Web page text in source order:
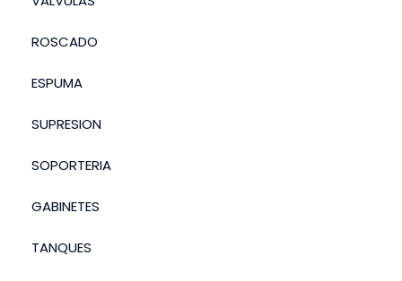
ROSCADO
ESPUMA
SUPRESION
SOPORTERIA
GABINETES
TANQUES